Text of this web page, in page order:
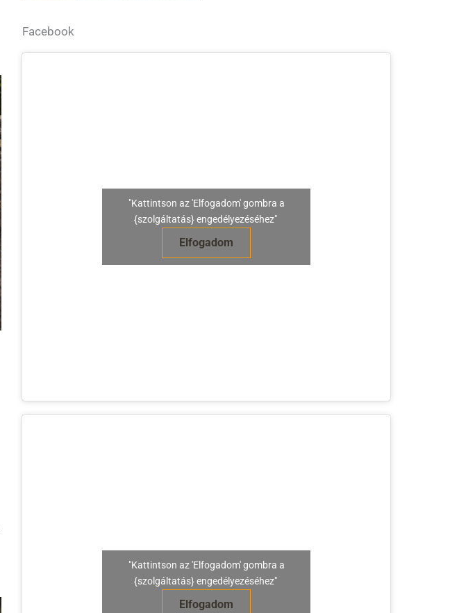
Facebook
"Kattintson az 'Elfogadom' gombra a
{szolgáltatás} engedélyezéséhez"
Elfogadom
"Kattintson az 'Elfogadom' gombra a
{szolgáltatás} engedélyezéséhez"
Elfogadom